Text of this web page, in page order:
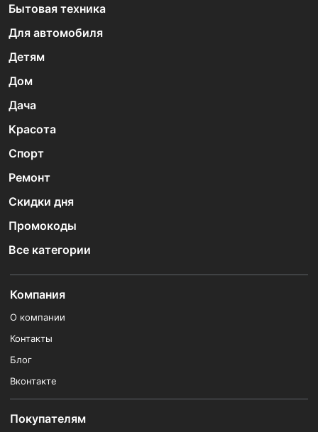
Бытовая техника
Для автомобиля
Детям
Дом
Дача
Красота
Спорт
Ремонт
Скидки дня
Промокоды
Все категории
Компания
О компании
Контакты
Блог
Вконтакте
Покупателям